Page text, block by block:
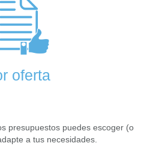
oferta
presupuestos puedes escoger (o
a tus necesidades.